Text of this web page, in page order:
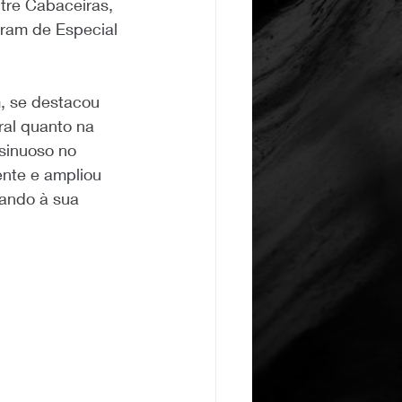
Cabaceiras,
de Especial
se destacou
quanto na
no
e ampliou
à sua